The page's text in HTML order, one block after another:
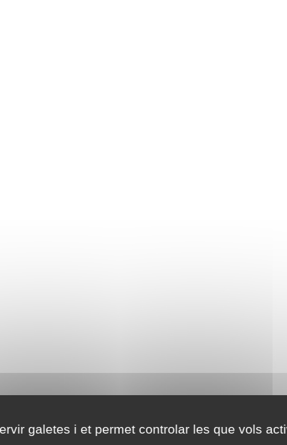
galetes i et permet controlar les que vols